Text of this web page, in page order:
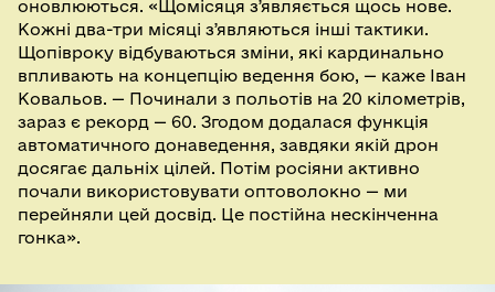
оновлюються. «Щомісяця зʼявляється щось нове.
Кожні два-три місяці зʼявляються інші тактики.
Щопівроку відбуваються зміни, які кардинально
впливають на концепцію ведення бою, — каже Іван
Ковальов. — Починали з польотів на 20 кілометрів,
зараз є рекорд — 60. Згодом додалася функція
автоматичного донаведення, завдяки якій дрон
досягає дальніх цілей. Потім росіяни активно
почали використовувати оптоволокно — ми
перейняли цей досвід. Це постійна нескінченна
гонка».